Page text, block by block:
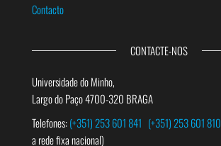
Contacto
CONTACTE-NOS
Universidade do Minho,
Largo do Paço 4700-320 BRAGA
Telefones:(+351) 253 601 841 (+351) 253 601 810
a rede fixa nacional)